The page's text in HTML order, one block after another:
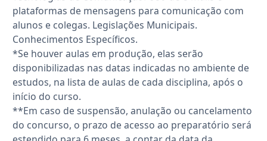
plataformas de mensagens para comunicação com
alunos e colegas. Legislações Municipais.
Conhecimentos Específicos.
*Se houver aulas em produção, elas serão
disponibilizadas nas datas indicadas no ambiente de
estudos, na lista de aulas de cada disciplina, após o
início do curso.
**Em caso de suspensão, anulação ou cancelamento
do concurso, o prazo de acesso ao preparatório será